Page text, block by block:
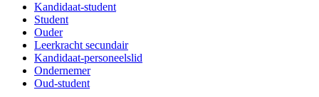
Kandidaat-student
Student
Ouder
Leerkracht secundair
Kandidaat-personeelslid
Ondernemer
Oud-student